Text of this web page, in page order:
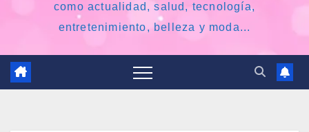
como actualidad, salud, tecnología,
entretenimiento, belleza y moda...